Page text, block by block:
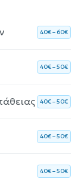
40€ – 60€
40€ – 50€
40€ – 50€
40€ – 50€
40€ – 50€